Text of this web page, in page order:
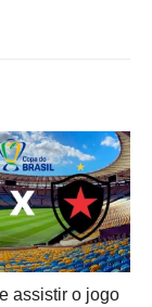
assistir o jogo